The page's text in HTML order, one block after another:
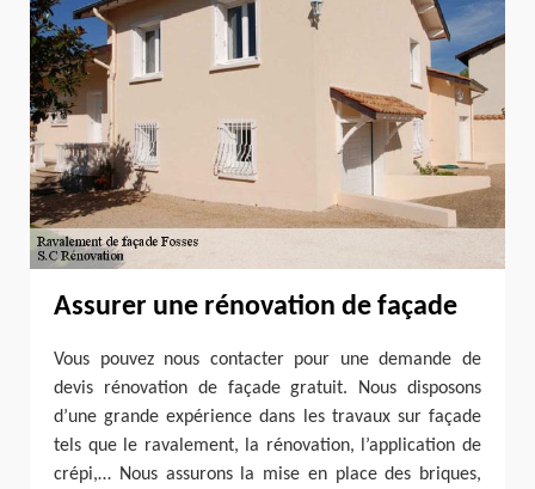
Assurer une rénovation de façade
Vous pouvez nous contacter pour une demande de
devis rénovation de façade gratuit. Nous disposons
d’une grande expérience dans les travaux sur façade
tels que le ravalement, la rénovation, l’application de
crépi,… Nous assurons la mise en place des briques,